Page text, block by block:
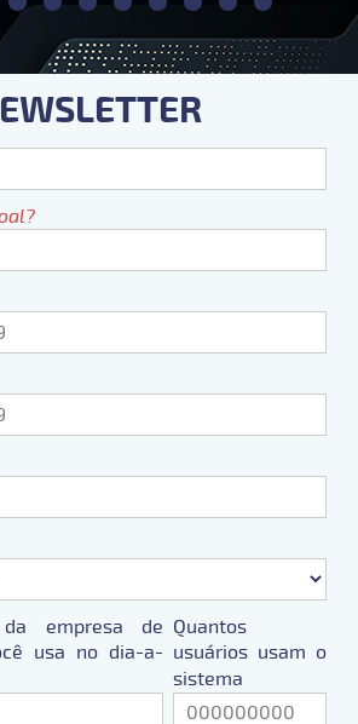
empresa de
usa no dia-a-
Quantos
usuários usam o
sistema